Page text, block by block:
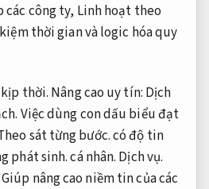
các công ty, Linh hoạt theo
thời gian và logic hóa quy
thời. Nâng cao uy tín: Dịch
Việc dùng con dấu biểu đạt
sát từng bước.có độ tin
phát sinh.cá nhân. Dịch vụ.
Giúp nâng cao niềm tin của các